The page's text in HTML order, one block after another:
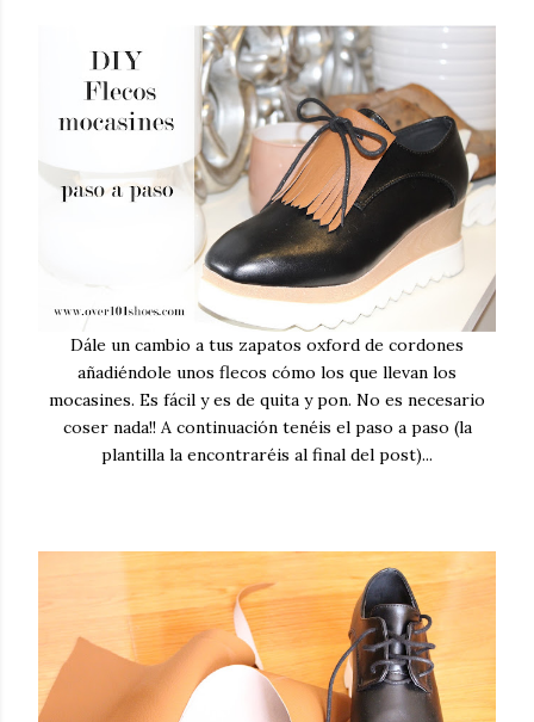
Dále un cambio a tus zapatos oxford de cordones
añadiéndole unos flecos cómo los que llevan los
mocasines. Es fácil y es de quita y pon. No es necesario
coser nada!! A continuación tenéis el paso a paso (la
plantilla la encontraréis al final del post)...